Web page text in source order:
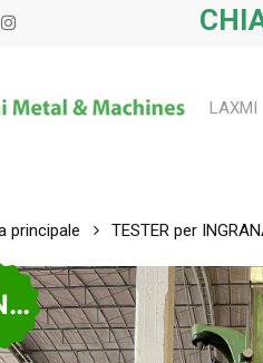
instagram
LAXMI
principale TESTER per
VENDUTO